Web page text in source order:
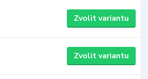
Zvolit variantu
Zvolit variantu